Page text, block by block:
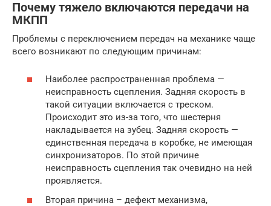
Почему тяжело включаются передачи на
МКПП
Проблемы с переключением передач на механике чаще
всего возникают по следующим причинам:
Наиболее распространенная проблема —
неисправность сцепления. Задняя скорость в
такой ситуации включается с треском.
Происходит это из-за того, что шестерня
накладывается на зубец. Задняя скорость —
единственная передача в коробке, не имеющая
синхронизаторов. По этой причине
неисправность сцепления так очевидно на ней
проявляется.
Вторая причина – дефект механизма,